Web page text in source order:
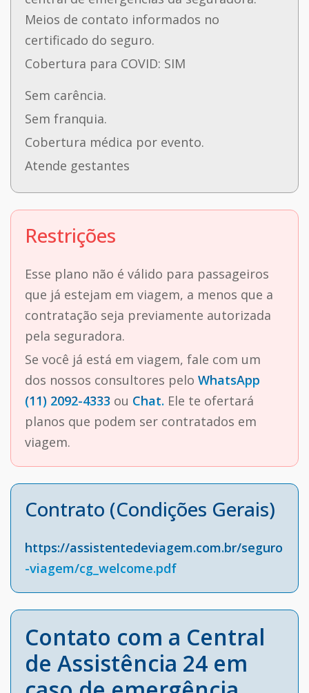
Meios de contato informados no
certificado do seguro.
Cobertura para COVID: SIM
Sem carência.
Sem franquia.
Cobertura médica por evento.
Atende gestantes
Restrições
Esse plano não é válido para passageiros
que já estejam em viagem, a menos que a
contratação seja previamente autorizada
pela seguradora.
Se você já está em viagem, fale com um
dos nossos consultores pelo WhatsApp
(11) 2092-4333 ou Chat. Ele te ofertará
planos que podem ser contratados em
viagem.
Contrato (Condições Gerais)
https://assistentedeviagem.com.br/seguro
-viagem/cg_welcome.pdf
Contato com a Central
de Assistência 24 em